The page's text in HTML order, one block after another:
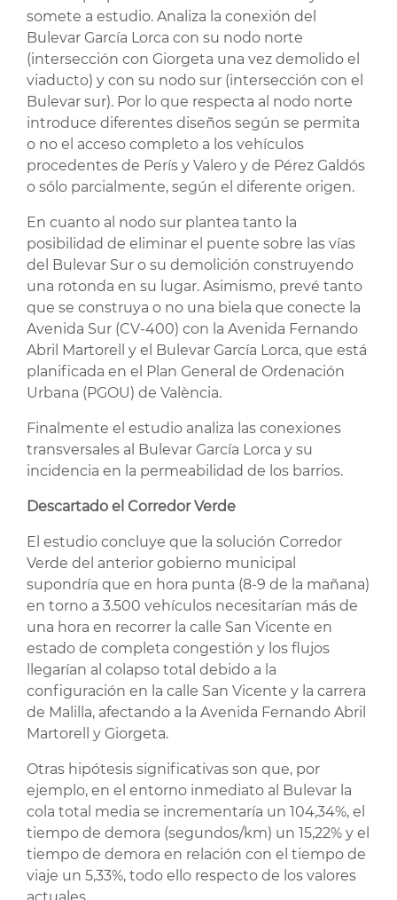
somete a estudio. Analiza la conexión del
Bulevar García Lorca con su nodo norte
(intersección con Giorgeta una vez demolido el
viaducto) y con su nodo sur (intersección con el
Bulevar sur). Por lo que respecta al nodo norte
introduce diferentes diseños según se permita
o no el acceso completo a los vehículos
procedentes de Perís y Valero y de Pérez Galdós
o sólo parcialmente, según el diferente origen.
En cuanto al nodo sur plantea tanto la
posibilidad de eliminar el puente sobre las vías
del Bulevar Sur o su demolición construyendo
una rotonda en su lugar. Asimismo, prevé tanto
que se construya o no una biela que conecte la
Avenida Sur (CV-400) con la Avenida Fernando
Abril Martorell y el Bulevar García Lorca, que está
planificada en el Plan General de Ordenación
Urbana (PGOU) de València.
Finalmente el estudio analiza las conexiones
transversales al Bulevar García Lorca y su
incidencia en la permeabilidad de los barrios.
Descartado el Corredor Verde
El estudio concluye que la solución Corredor
Verde del anterior gobierno municipal
supondría que en hora punta (8-9 de la mañana)
en torno a 3.500 vehículos necesitarían más de
una hora en recorrer la calle San Vicente en
estado de completa congestión y los flujos
llegarían al colapso total debido a la
configuración en la calle San Vicente y la carrera
de Malilla, afectando a la Avenida Fernando Abril
Martorell y Giorgeta.
Otras hipótesis significativas son que, por
ejemplo, en el entorno inmediato al Bulevar la
cola total media se incrementaría un 104,34%, el
tiempo de demora (segundos/km) un 15,22% y el
tiempo de demora en relación con el tiempo de
viaje un 5,33%, todo ello respecto de los valores
actuales.